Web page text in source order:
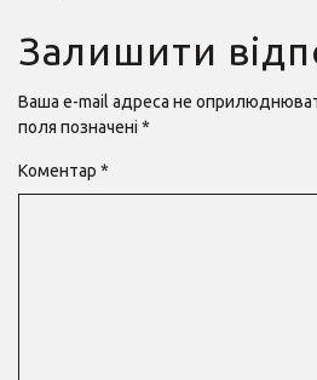
Залишити
Ваша e-mail адреса не
поля позначені *
Коментар *